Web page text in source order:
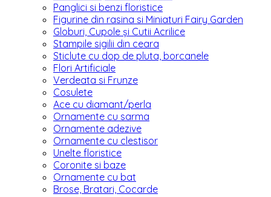
Panglici si benzi floristice
Figurine din rasina si Miniaturi Fairy Garden
Globuri, Cupole și Cutii Acrilice
Stampile sigilii din ceara
Sticlute cu dop de pluta, borcanele
Flori Artificiale
Verdeata si Frunze
Cosulete
Ace cu diamant/perla
Ornamente cu sarma
Ornamente adezive
Ornamente cu clestisor
Unelte floristice
Coronite si baze
Ornamente cu bat
Brose, Bratari, Cocarde